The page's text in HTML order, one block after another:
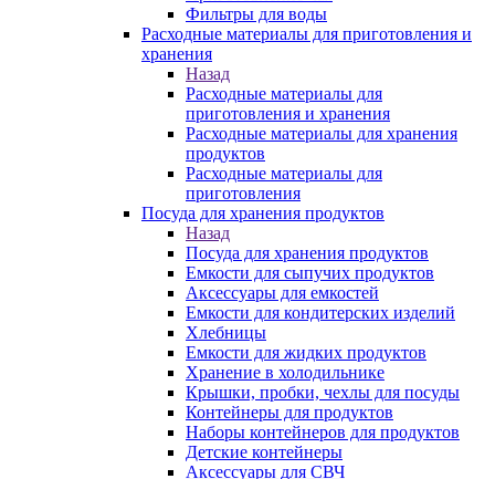
Фильтры для воды
Расходные материалы для приготовления и
хранения
Назад
Расходные материалы для
приготовления и хранения
Расходные материалы для хранения
продуктов
Расходные материалы для
приготовления
Посуда для хранения продуктов
Назад
Посуда для хранения продуктов
Емкости для сыпучих продуктов
Аксессуары для емкостей
Емкости для кондитерских изделий
Хлебницы
Емкости для жидких продуктов
Хранение в холодильнике
Крышки, пробки, чехлы для посуды
Контейнеры для продуктов
Наборы контейнеров для продуктов
Детские контейнеры
Аксессуары для СВЧ